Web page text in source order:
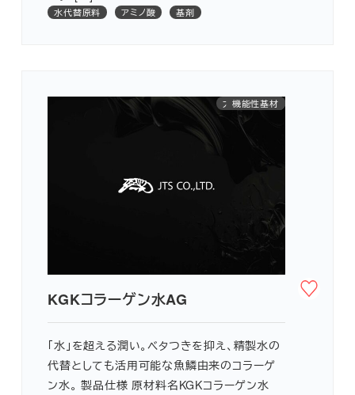
水代替原料 アミノ酸 基剤
保湿
アミノ酸
水代替原料
大学共同研究
機能性基材
KGKコラーゲン水AG
「水」を超える潤い。ベタつきを抑え、精製水の
代替としても活用可能な魚鱗由来のコラーゲ
ン水。 製品仕様 原材料名KGKコラーゲン水